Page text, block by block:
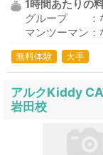
1時間あたりの
グループ ：
マンツーマン：
無料体験 大手
アルクKiddy
岩田校